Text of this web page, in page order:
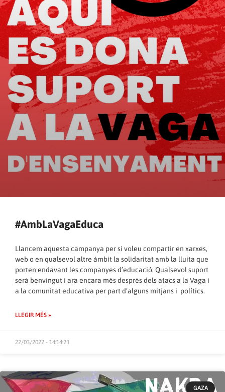
#AmbLaVagaEduca
Llancem aquesta campanya per si voleu compartir en xarxes,
web o en qualsevol altre àmbit la solidaritat amb la lluita que
porten endavant les companyes d’educació. Qualsevol suport
serà benvingut i ara encara més després dels atacs a la Vaga i
a la comunitat educativa per part d’alguns mitjans i polítics.
LLEGIR MÉS »
22/03/2022 - 14:14:23
GAZA